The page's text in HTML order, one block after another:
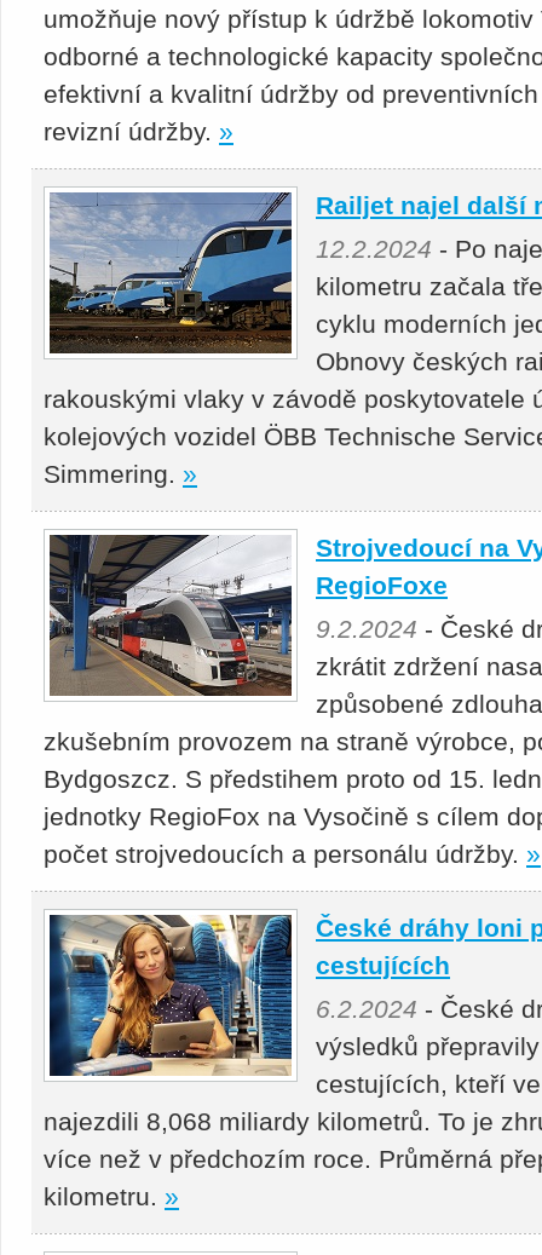
umožňuje nový přístup k údržbě
odborné a technologické kapacity
efektivní a kvalitní údržby od
revizní údržby. »
Railjet najel další
12.2.2024 - Po
kilometru začala
cyklu moderních
Obnovy českých
rakouskými vlaky v závodě poskytovatele
kolejových vozidel ÖBB Technische
Simmering. »
Strojvedoucí na
RegioFoxe
9.2.2024 - České
zkrátit zdržení
způsobené
zkušebním provozem na straně výrobce,
Bydgoszcz. S předstihem proto od 15.
jednotky RegioFox na Vysočině s cílem
počet strojvedoucích a personálu údržby. »
České dráhy loni
cestujících
6.2.2024 - České
výsledků
cestujících, kteří
najezdili 8,068 miliardy kilometrů. To je
více než v předchozím roce. Průměrná
kilometru. »